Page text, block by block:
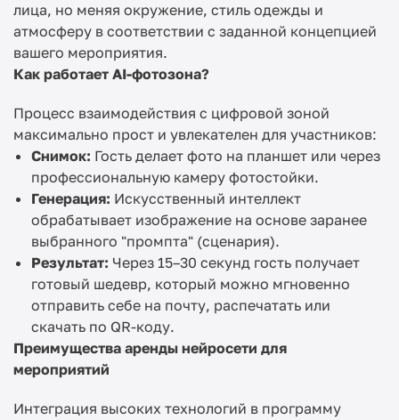
лица, но меняя окружение, стиль одежды и
атмосферу в соответствии с заданной концепцией
вашего мероприятия.
Как работает AI-фотозона?
Процесс взаимодействия с цифровой зоной
максимально прост и увлекателен для участников:
Снимок: Гость делает фото на планшет или через
профессиональную камеру фотостойки.
Генерация: Искусственный интеллект
обрабатывает изображение на основе заранее
выбранного "промпта" (сценария).
Результат: Через 15–30 секунд гость получает
готовый шедевр, который можно мгновенно
отправить себе на почту, распечатать или
скачать по QR-коду.
Преимущества аренды нейросети для
мероприятий
Интеграция высоких технологий в программу